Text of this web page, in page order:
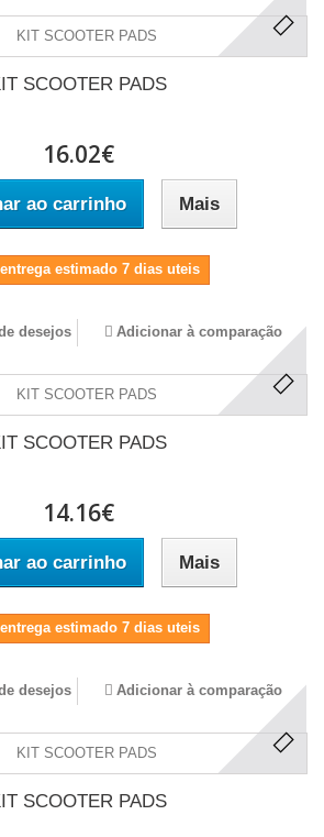
SCOOTER PADS
16.02€
ao carrinho Mais
estimado 7 dias uteis
desejos Adicionar à comparação
SCOOTER PADS
14.16€
ao carrinho Mais
estimado 7 dias uteis
desejos Adicionar à comparação
SCOOTER PADS